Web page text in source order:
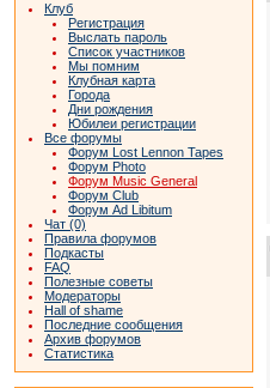
Клуб
Регистрация
Выслать пароль
Список участников
Мы помним
Клубная карта
Города
Дни рождения
Юбилеи регистрации
Все форумы
Форум Lost Lennon Tapes
Форум Photo
Форум Music General
Форум Club
Форум Ad Libitum
Чат (0)
Правила форумов
Подкасты
FAQ
Полезные советы
Модераторы
Hall of shame
Последние сообщения
Архив форумов
Статистика